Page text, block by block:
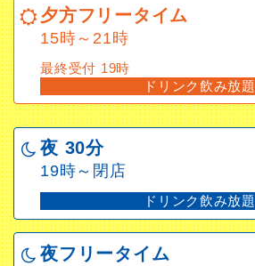
最終受付 19時
夕方フリータイム
15時～21時
最終受付 19時
ドリンク飲み放題
夜 30分
19時～閉店
ドリンク飲み放題
夜フリータイム